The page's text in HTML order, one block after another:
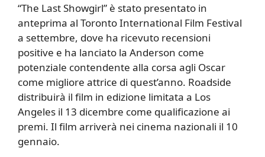
“The Last Showgirl” è stato presentato in
anteprima al Toronto International Film Festival
a settembre, dove ha ricevuto recensioni
positive e ha lanciato la Anderson come
potenziale contendente alla corsa agli Oscar
come migliore attrice di quest’anno. Roadside
distribuirà il film in edizione limitata a Los
Angeles il 13 dicembre come qualificazione ai
premi. Il film arriverà nei cinema nazionali il 10
gennaio.